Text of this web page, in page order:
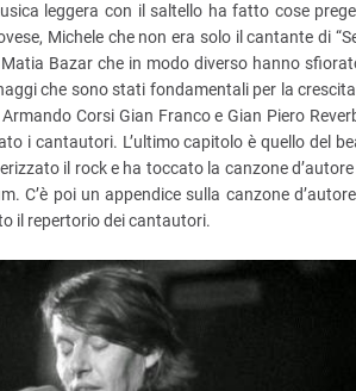
leggera con il saltello ha fatto cose
Michele che non era solo il cantante di
Bazar che in modo diverso hanno
che sono stati fondamentali per la
Corsi Gian Franco e Gian Piero
i cantautori. L’ultimo capitolo è quello del
il rock e ha toccato la canzone
C’è poi un appendice sulla canzone d’autore
il repertorio dei cantautori.